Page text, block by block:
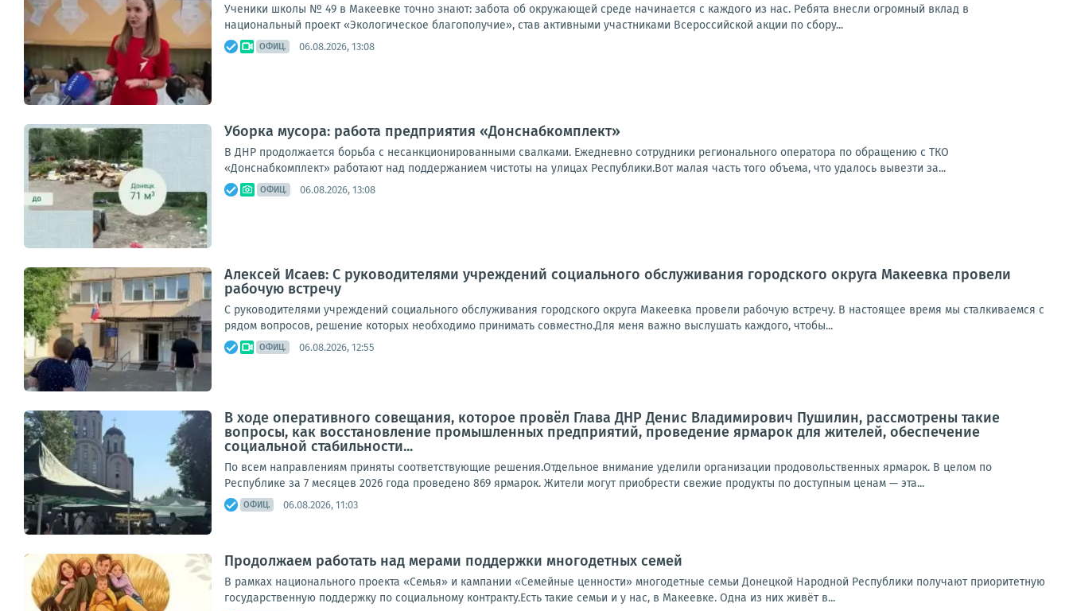
Ученики школы № 49 в Макеевке точно знают: забота об окружающей среде начинается с каждого из нас. Ребята внесли огромный вклад в
национальный проект «Экологическое благополучие», став активными участниками Всероссийской акции по сбору...
ОФИЦ. 06.08.2026, 13:08
Уборка мусора: работа предприятия «Донснабкомплект»
В ДНР продолжается борьба с несанкционированными свалками. Ежедневно сотрудники регионального оператора по обращению с ТКО
«Донснабкомплект» работают над поддержанием чистоты на улицах Республики.Вот малая часть того объема, что удалось вывезти за...
ОФИЦ. 06.08.2026, 13:08
Алексей Исаев: С руководителями учреждений социального обслуживания городского округа Макеевка провели
рабочую встречу
С руководителями учреждений социального обслуживания городского округа Макеевка провели рабочую встречу. В настоящее время мы сталкиваемся с
рядом вопросов, решение которых необходимо принимать совместно.Для меня важно выслушать каждого, чтобы...
ОФИЦ. 06.08.2026, 12:55
В ходе оперативного совещания, которое провёл Глава ДНР Денис Владимирович Пушилин, рассмотрены такие
вопросы, как восстановление промышленных предприятий, проведение ярмарок для жителей, обеспечение
социальной стабильности...
По всем направлениям приняты соответствующие решения.Отдельное внимание уделили организации продовольственных ярмарок. В целом по
Республике за 7 месяцев 2026 года проведено 869 ярмарок. Жители могут приобрести свежие продукты по доступным ценам — эта...
ОФИЦ. 06.08.2026, 11:03
Продолжаем работать над мерами поддержки многодетных семей
В рамках национального проекта «Семья» и кампании «Семейные ценности» многодетные семьи Донецкой Народной Республики получают приоритетную
государственную поддержку по социальному контракту.Есть такие семьи и у нас, в Макеевке. Одна из них живёт в...